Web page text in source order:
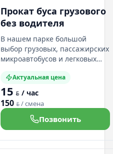
Прокат буса грузового
без водителя
В нашем парке большой
выбор грузовых, пассажирских
микроавтобусов и легковых
грузовой или пассажирский
микроавтобус (разных
размеров и вместимостью)
если вам нужен легковой авто,
у нас есть легковые авто
которые подойдут именно вам.
Все авто у нас подходят под
категорию "В". У
Актуальная цена
15 BYN / час
150 BYN / смена
Позвонить